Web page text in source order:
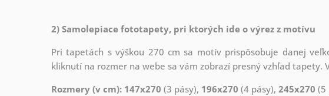
2) Samolepiace fototapety, pri ktorých ide o výrez z motívu
Pri tapetách s výškou 270 cm sa motív prispôsobuje danej
kliknutí na rozmer na webe sa vám zobrazí presný vzhľad tapety.
Rozmery (v cm): 147x270 (3 pásy), 196x270 (4 pásy), 245x270 (5